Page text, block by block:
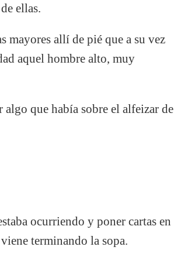
ellas.
mayores allí de pié que a su vez
aquel hombre alto, muy
que había sobre el alfeizar de
ocurriendo y poner cartas en
terminando la sopa.